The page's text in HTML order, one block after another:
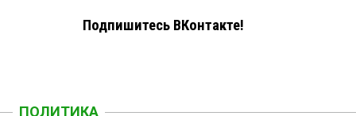
Подпишитесь ВКонтакте!
ПОЛИТИКА